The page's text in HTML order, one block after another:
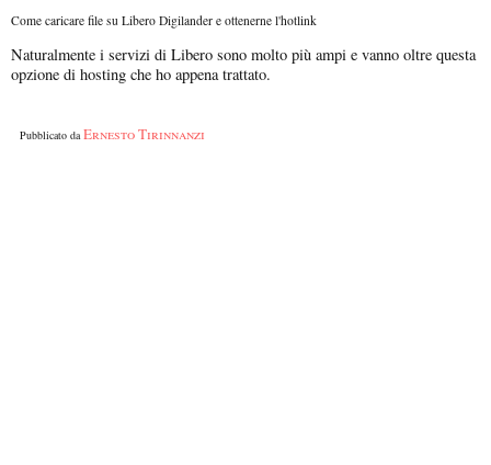
Come caricare file su Libero Digilander e ottenerne l'hotlink
Naturalmente i servizi di Libero sono molto più ampi e vanno oltre questa
opzione di hosting che ho appena trattato.
Pubblicato daErnesto Tirinnanzi